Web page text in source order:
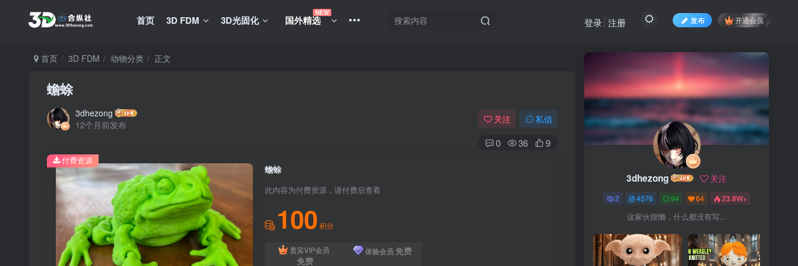
首页 3D FDM 3D光固化 国外精选
NEW
发布 开通会员
登录 注册
首页 3D FDM 动物分类 正文
蟾蜍
3dhezong
12个月前发布
关注 私信
0 36 9
蟾蜍
此内容为付费资源，请付费后查看
100 积分
贵宾VIP会员
免费
体验会员 免费
付费资源
3dhezong 关注
2 4576 94 64 23.8W+
这家伙很懒，什么都没有写...